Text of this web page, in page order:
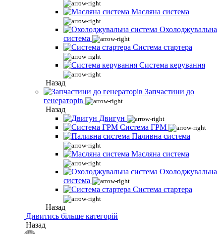
Масляна система
Охолоджувальна
система
Система стартера
Система керування
Назад
Запчастини до
генераторів
Назад
Двигун
Система ГРМ
Паливна система
Масляна система
Охолоджувальна
система
Система стартера
Назад
Дивитись більше категорій
Назад